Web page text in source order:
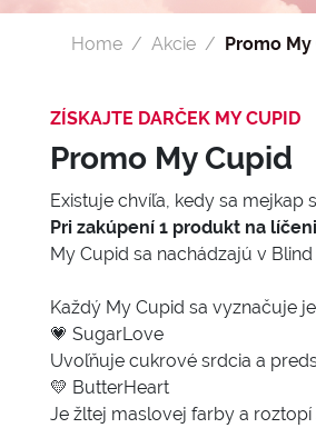
Home Akcie Promo
ZÍSKAJTE DARČEK MY CUPID
Promo My Cupid
Existuje chvíľa, kedy sa mejkap
Pri zakúpení 1 produkt na
My Cupid sa nachádzajú v
Každý My Cupid sa vyznačuje
💗 SugarLove
Uvoľňuje cukrové srdcia a
💛 ButterHeart
Je žltej maslovej farby a